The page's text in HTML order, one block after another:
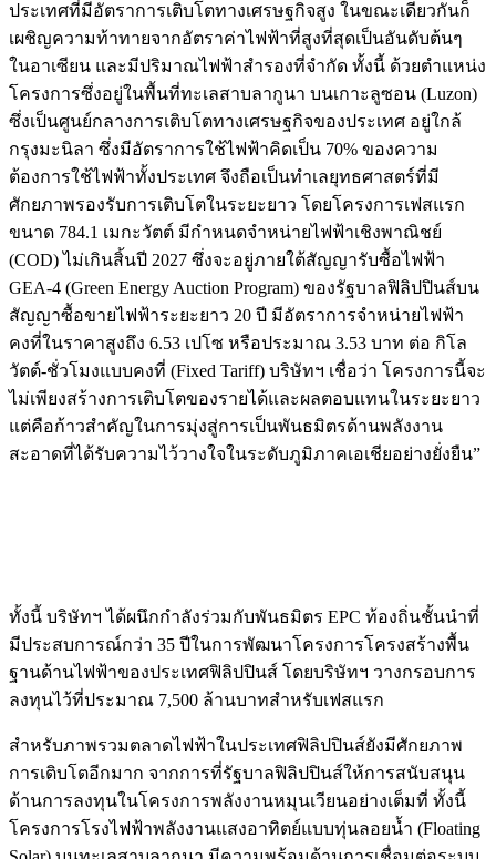
ประเทศที่มีอัตราการเติบโตทางเศรษฐกิจสูง ในขณะเดียวกันก็
เผชิญความท้าทายจากอัตราค่าไฟฟ้าที่สูงที่สุดเป็นอันดับต้นๆ
ในอาเซียน และมีปริมาณไฟฟ้าสำรองที่จำกัด ทั้งนี้ ด้วยตำแหน่ง
โครงการซึ่งอยู่ในพื้นที่ทะเลสาบลากูนา บนเกาะลูซอน (Luzon)
ซึ่งเป็นศูนย์กลางการเติบโตทางเศรษฐกิจของประเทศ อยู่ใกล้
กรุงมะนิลา ซึ่งมีอัตราการใช้ไฟฟ้าคิดเป็น 70% ของความ
ต้องการใช้ไฟฟ้าทั้งประเทศ จึงถือเป็นทำเลยุทธศาสตร์ที่มี
ศักยภาพรองรับการเติบโตในระยะยาว โดยโครงการเฟสแรก
ขนาด 784.1 เมกะวัตต์ มีกำหนดจำหน่ายไฟฟ้าเชิงพาณิชย์
(COD) ไม่เกินสิ้นปี 2027 ซึ่งจะอยู่ภายใต้สัญญารับซื้อไฟฟ้า
GEA-4 (Green Energy Auction Program) ของรัฐบาลฟิลิปปินส์บน
สัญญาซื้อขายไฟฟ้าระยะยาว 20 ปี มีอัตราการจำหน่ายไฟฟ้า
คงที่ในราคาสูงถึง 6.53 เปโซ หรือประมาณ 3.53 บาท ต่อ กิโล
วัตต์-ชั่วโมงแบบคงที่ (Fixed Tariff) บริษัทฯ เชื่อว่า โครงการนี้จะ
ไม่เพียงสร้างการเติบโตของรายได้และผลตอบแทนในระยะยาว
แต่คือก้าวสำคัญในการมุ่งสู่การเป็นพันธมิตรด้านพลังงาน
สะอาดที่ได้รับความไว้วางใจในระดับภูมิภาคเอเชียอย่างยั่งยืน”
ทั้งนี้ บริษัทฯ ได้ผนึกกำลังร่วมกับพันธมิตร EPC ท้องถิ่นชั้นนำที่
มีประสบการณ์กว่า 35 ปีในการพัฒนาโครงการโครงสร้างพื้น
ฐานด้านไฟฟ้าของประเทศฟิลิปปินส์ โดยบริษัทฯ วางกรอบการ
ลงทุนไว้ที่ประมาณ 7,500 ล้านบาทสำหรับเฟสแรก
สำหรับภาพรวมตลาดไฟฟ้าในประเทศฟิลิปปินส์ยังมีศักยภาพ
การเติบโตอีกมาก จากการที่รัฐบาลฟิลิปปินส์ให้การสนับสนุน
ด้านการลงทุนในโครงการพลังงานหมุนเวียนอย่างเต็มที่ ทั้งนี้
โครงการโรงไฟฟ้าพลังงานแสงอาทิตย์แบบทุ่นลอยน้ำ (Floating